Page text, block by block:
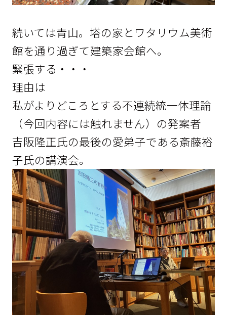
続いては青山。塔の家とワタリウム美術
館を通り過ぎて建築家会館へ。
緊張する・・・
理由は
私がよりどころとする不連続統一体理論
（今回内容には触れません）の発案者
吉阪隆正氏の最後の愛弟子である斎藤裕
子氏の講演会。